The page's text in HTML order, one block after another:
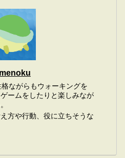
ながらもウォーキングを
ームをしたりと楽しみなが
方や行動、役に立ちそうな